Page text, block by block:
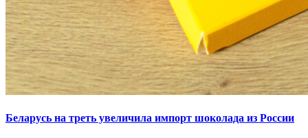
Беларусь на треть увеличила импорт шоколада из России